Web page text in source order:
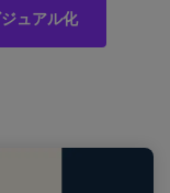
ュアル化